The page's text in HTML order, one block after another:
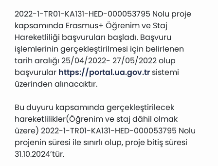
2022-1-TR01-KA131-HED-000053795 Nolu proje
kapsamında Erasmus+ Öğrenim ve Staj
Hareketliliği başvuruları başladı. Başvuru
işlemlerinin gerçekleştirilmesi için belirlenen
tarih aralığı 25/04/2022- 27/05/2022 olup
başvurular https://portal.ua.gov.tr sistemi
üzerinden alınacaktır.
Bu duyuru kapsamında gerçekleştirilecek
hareketlilikler(Öğrenim ve staj dâhil olmak
üzere) 2022-1-TR01-KA131-HED-000053795 Nolu
projenin süresi ile sınırlı olup, proje bitiş süresi
31.10.2024’tür.